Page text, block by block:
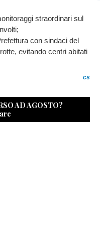
straordinari sul
con sindaci del
evitando centri abitati
cs
AD AGOSTO?